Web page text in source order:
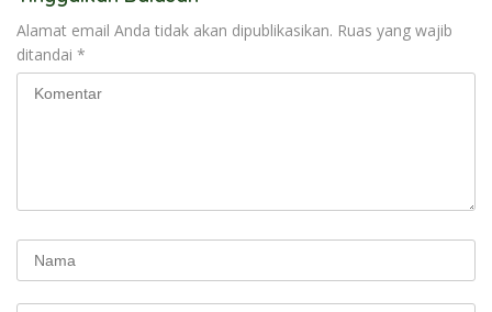
Alamat email Anda tidak akan dipublikasikan. Ruas yang wajib
ditandai *